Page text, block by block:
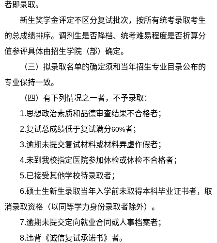
者即录取。
新生奖学金评定不区分复试批次，按所有统考录取考生
的总成绩排序。调剂生是否降档、统考难易程度是否折算分
值参评具体由招生学院（部）确定。
（三）拟录取名单的确定须和当年招生专业目录公布的
专业保持一致。
（四）有下列情况之一者，不予录取：
1.思想政治素质和品德审查结果不合格者；
2.复试总成绩低于复试满分60%者；
3.逾期未提交复试材料或材料弄虚作假者；
4.未到我校指定医院参加体检或体检不合格者；
5.已接受其他学校待录取者；
6.硕士生新生录取当年入学前未取得本科毕业证书者，取
消录取资格（以同等学力身份录取者除外）。
7.逾期未提交定向就业合同或人事档案者；
8.违背《诚信复试承诺书》者。